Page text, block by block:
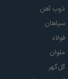
ذوب آهن
سپاهان
فولاد
ملوان
گل‌گهر